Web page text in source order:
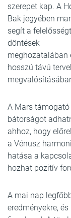
szerepet kap. A
Bak jegyében
segít a
döntések
meghozatalában
hosszú távú
A Mars támogató
bátorságot
ahhoz, hogy
a Vénusz
hatása a
hozhat pozitív
A mai nap
eredményekre,